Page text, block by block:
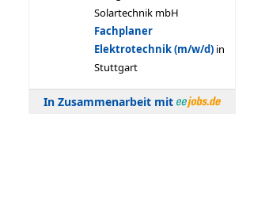
In Zusammenarbeit mit